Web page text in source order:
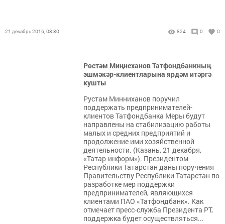
21 декабрь 2016, 08:30 824 0 0
Рөстәм Миңнеханов Татфондбанкның
эшмәкәр-клиентларына ярдәм итәргә
кушты
Рустам Минниханов поручил
поддержать предпринимателей-
клиентов Татфондбанка Меры будут
направлены на стабилизацию работы
малых и средних предприятий и
продолжение ими хозяйственной
деятельности. (Казань, 21 декабря,
«Татар-информ»). Президентом
Республики Татарстан даны поручения
Правительству Республики Татарстан по
разработке мер поддержки
предпринимателей, являющихся
клиентами ПАО «Татфондбанк». Как
отмечает пресс-служба Президента РТ,
поддержка будет осуществляться...